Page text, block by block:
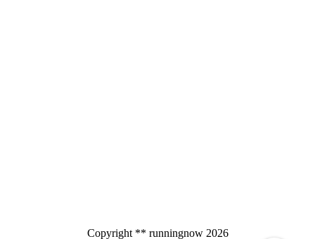
Copyright ** runningnow 2026